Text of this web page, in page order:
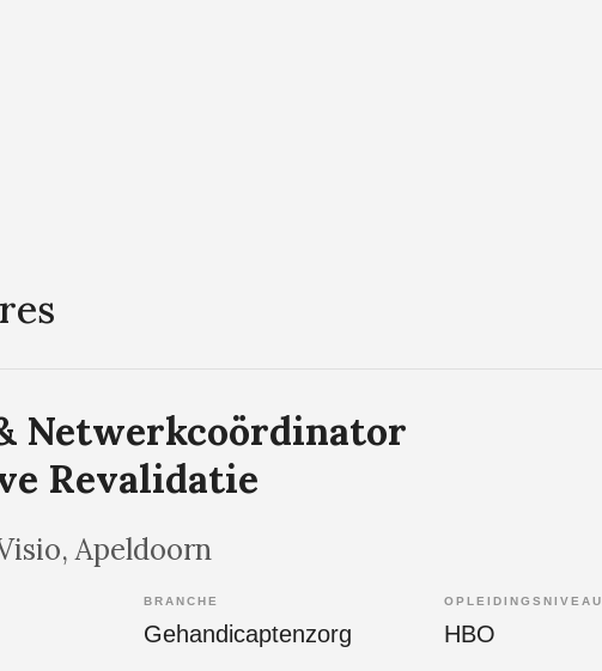
Netwerkcoördinator
Revalidatie
, Apeldoorn
BRANCHE
Gehandicaptenzorg
OPLEIDINGSNIVEAU
HBO